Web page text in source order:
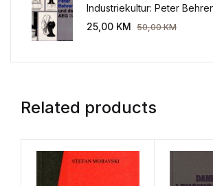
Industriekultur: Peter
AEG 1907-1914.
25,00 KM 50,00KM
Related products